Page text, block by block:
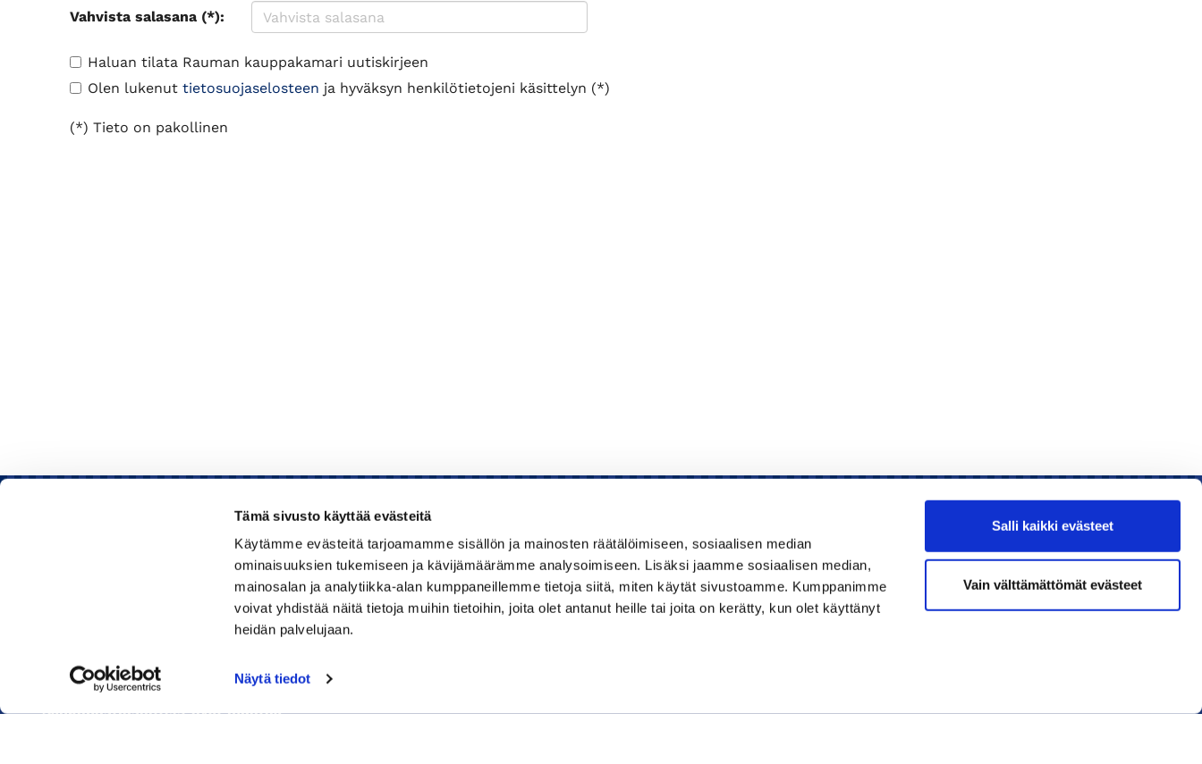
Tämä sivusto käyttää evästeitä
Käytämme evästeitä tarjoamamme sisällön ja mainosten räätälöimiseen, sosiaalisen median
ominaisuuksien tukemiseen ja kävijämäärämme analysoimiseen. Lisäksi jaamme sosiaalisen median,
mainosalan ja analytiikka-alan kumppaneillemme tietoja siitä, miten käytät sivustoamme. Kumppanimme
voivat yhdistää näitä tietoja muihin tietoihin, joita olet antanut heille tai joita on kerätty, kun olet käyttänyt
heidän palvelujaan.
Näytä tiedot
Salli kaikki evästeet
Vain välttämättömät evästeet
Vahvista salasana (*):
Haluan tilata Rauman kauppakamari uutiskirjeen
Olen lukenut tietosuojaselosteen ja hyväksyn henkilötietojeni käsittelyn (*)
(*) Tieto on pakollinen
Rauman kauppakamari
Huom! Vientikaupan asiakirjoihin liittyvät kyselyt
040 1828 268(Heini Yli-Antola)
Sähköpostiosoitteet ovat muotoa
Kauppakamari
Koulutukset ja tapahtumat
Liity jäseneksi